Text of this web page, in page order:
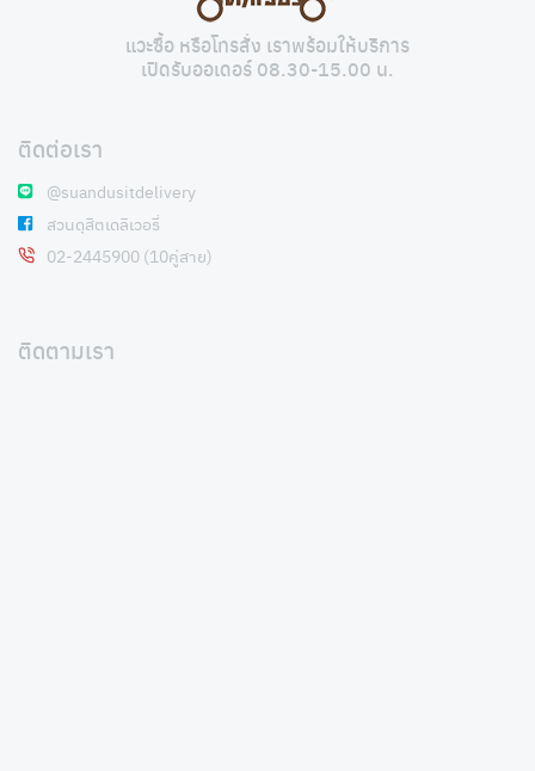
แวะซื้อ หรือโทรสั่ง เราพร้อมให้บริการ
เปิดรับออเดอร์ 08.30-15.00 น.
ติดต่อเรา
@suandusitdelivery
สวนดุสิตเดลิเวอรี่
02-2445900 (10คู่สาย)
ติดตามเรา